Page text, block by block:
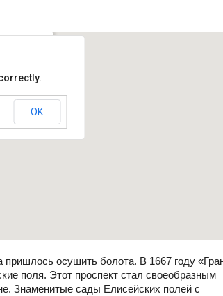
OK
осушить болота. В 1667 году
поля. Этот проспект стал своеобразным
Знаменитые сады Елисейских полей с